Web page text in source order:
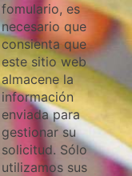
fomulario, es
necesario que
consienta que
este sitio web
almacene la
información
enviada para
gestionar su
solicitud. Sólo
utilizamos sus